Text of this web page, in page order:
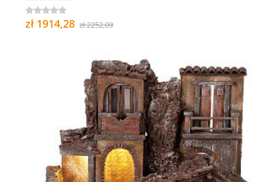
zł 1914,28 zł 2252,09